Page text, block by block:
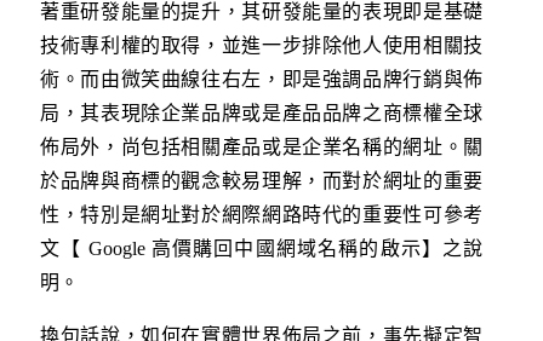
著重研發能量的提升，其研發能量的表現即是基礎
技術專利權的取得，並進一步排除他人使用相關技
術。而由微笑曲線往右左，即是強調品牌行銷與佈
局，其表現除企業品牌或是產品品牌之商標權全球
佈局外，尚包括相關產品或是企業名稱的網址。關
於品牌與商標的觀念較易理解，而對於網址的重要
性，特別是網址對於網際網路時代的重要性可參考
文【 Google 高價購回中國網域名稱的啟示】之說
明。
換句話說，如何在實體世界佈局之前，事先擬定智